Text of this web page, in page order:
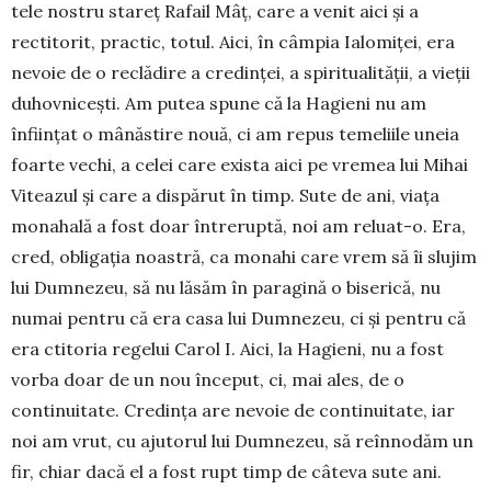
tele nostru stareț Ra­fail Mâț, care a venit aici și a
rectitorit, practic, to­tul. Aici, în câmpia Ialomiței, era
nevoie de o reclă­dire a credinței, a spiritualității, a vieții
duhovni­cești. Am putea spune că la Hagieni nu am
înființat o mânăstire nouă, ci am repus temeliile uneia
foarte vechi, a celei care exista aici pe vremea lui Mihai
Viteazul și care a dispărut în timp. Sute de ani, viața
monahală a fost doar între­ruptă, noi am reluat-o. Era,
cred, obligația noastră, ca monahi care vrem să îi slujim
lui Dumnezeu, să nu lăsăm în paragină o biserică, nu
numai pentru că era casa lui Dumnezeu, ci și pentru că
era ctitoria regelui Carol I. Aici, la Ha­gieni, nu a fost
vorba doar de un nou început, ci, mai ales, de o
continui­tate. Credința are nevoie de continui­tate, iar
noi am vrut, cu ajutorul lui Dumnezeu, să reînnodăm un
fir, chiar dacă el a fost rupt timp de câteva sute ani.